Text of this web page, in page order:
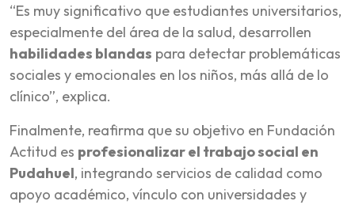
“Es muy significativo que estudiantes universitarios,
especialmente del área de la salud, desarrollen
habilidades blandas para detectar problemáticas
sociales y emocionales en los niños, más allá de lo
clínico”, explica.
Finalmente, reafirma que su objetivo en Fundación
Actitud es profesionalizar el trabajo social en
Pudahuel, integrando servicios de calidad como
apoyo académico, vínculo con universidades y